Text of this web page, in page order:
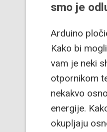
smo je
Arduino
Kako bi
vam je neki
otpornikom
nekakvo
energije.
okupljaju